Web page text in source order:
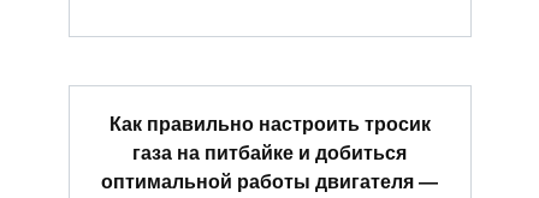
Как правильно настроить тросик
газа на питбайке и добиться
оптимальной работы двигателя —